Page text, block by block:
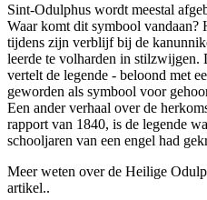
Sint-Odulphus wordt meestal
Waar komt dit symbool vandaan?
tijdens zijn verblijf bij de
leerde te volharden in stilzwijgen.
vertelt de legende - beloond met
geworden als symbool voor
Een ander verhaal over de
rapport van 1840, is de legende
schooljaren van een engel had
Meer weten over de Heilige
artikel..